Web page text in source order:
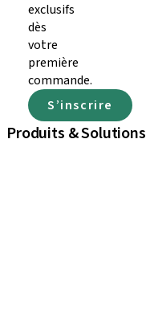
exclusifs
dès
votre
première
commande.
S’inscrire
Produits & Solutions